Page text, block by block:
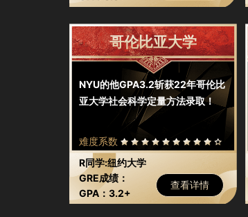
哥伦比亚大学
NYU的他GPA3.2斩获22年哥伦比
亚大学社会科学定量方法录取！
难度系数
R同学:纽约大学
GRE成绩：
330+（线上考
GPA：3.2+
查看详情